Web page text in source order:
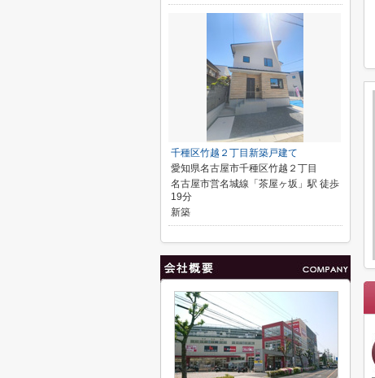
千種区竹越２丁目新築戸建て
愛知県名古屋市千種区竹越２丁目
名古屋市営名城線「茶屋ヶ坂」駅 徒歩
19分
新築